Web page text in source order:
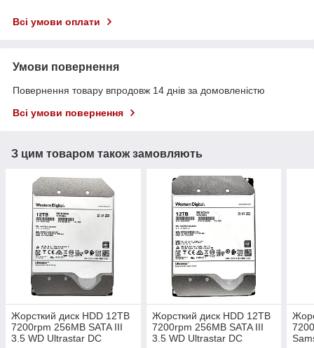
Всі умови оплати
Умови повернення
Повернення товару впродовж 14 днів за домовленістю
Всі умови повернення
З цим товаром також замовляють
Жорсткий диск HDD 12TB
7200rpm 256MB SATA III
3.5 WD Ultrastar DC
Жорсткий диск HDD 12TB
7200rpm 256MB SATA III
3.5 WD Ultrastar DC